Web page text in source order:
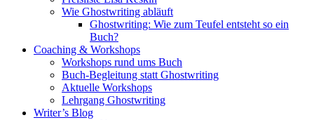
Wie Ghostwriting abläuft
Ghostwriting: Wie zum Teufel entsteht so ein
Buch?
Coaching & Workshops
Workshops rund ums Buch
Buch-Begleitung statt Ghostwriting
Aktuelle Workshops
Lehrgang Ghostwriting
Writer’s Blog